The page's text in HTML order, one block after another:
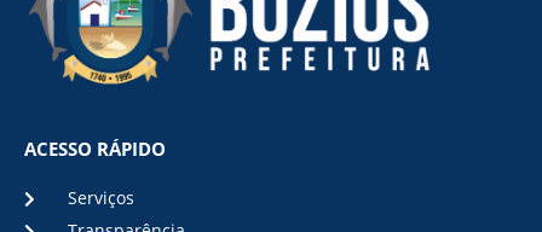
ACESSO RÁPIDO
Serviços